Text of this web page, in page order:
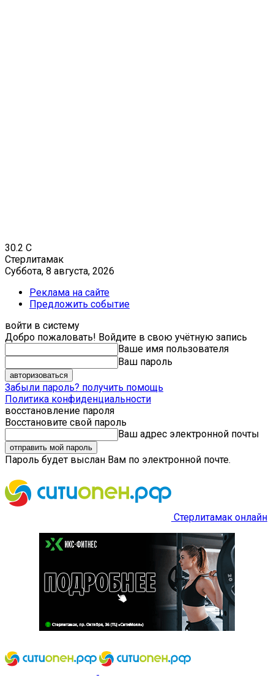
30.2 C
Стерлитамак
Суббота, 8 августа, 2026
Реклама на сайте
Предложить событие
войти в систему
Добро пожаловать! Войдите в свою учётную запись
Ваше имя пользователя
Ваш пароль
Забыли пароль? получить помощь
Политика конфиденциальности
восстановление пароля
Восстановите свой пароль
Ваш адрес электронной почты
Пароль будет выслан Вам по электронной почте.
Стерлитамак онлайн